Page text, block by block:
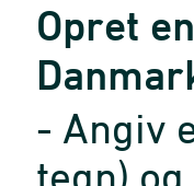
Opret
- Angiv
tegn)